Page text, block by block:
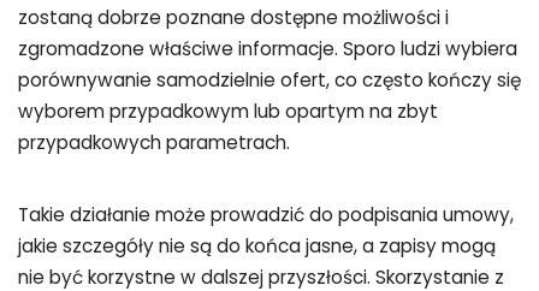
zostaną dobrze poznane dostępne możliwości i
zgromadzone właściwe informacje. Sporo ludzi wybiera
porównywanie samodzielnie ofert, co często kończy się
wyborem przypadkowym lub opartym na zbyt
przypadkowych parametrach.
Takie działanie może prowadzić do podpisania umowy,
jakie szczegóły nie są do końca jasne, a zapisy mogą
nie być korzystne w dalszej przyszłości. Skorzystanie z